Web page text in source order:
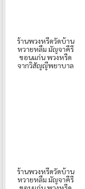
ร้านพวงหรีดวัดบ้าน
หวายหลืม มัญจาคีรี
ขอนแก่น พวงหรีด
จากวิสัญญีพยาบาล
ร้านพวงหรีดวัดบ้าน
หวายหลืม มัญจาคีรี